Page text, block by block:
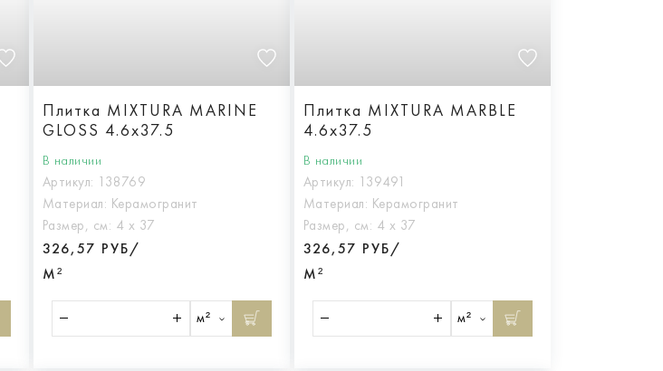
Плитка MIXTURA MARINE
GLOSS 4.6x37.5
В наличии
Артикул: 138769
Материал: Керамогранит
Размер, см: 4 х 37
326,57 РУБ/
М²
м²
Плитка MIXTURA MARBLE
4.6x37.5
В наличии
Артикул: 139491
Материал: Керамогранит
Размер, см: 4 х 37
326,57 РУБ/
М²
м²